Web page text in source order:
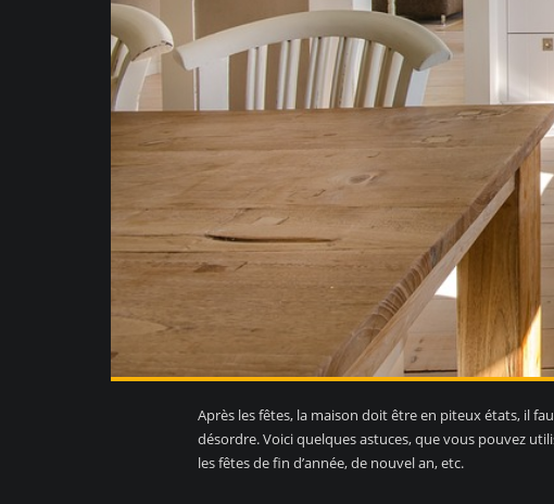
Après les fêtes, la maison doit être en piteux états, il
désordre. Voici quelques astuces, que vous pouvez
les fêtes de fin d’année, de nouvel an, etc.